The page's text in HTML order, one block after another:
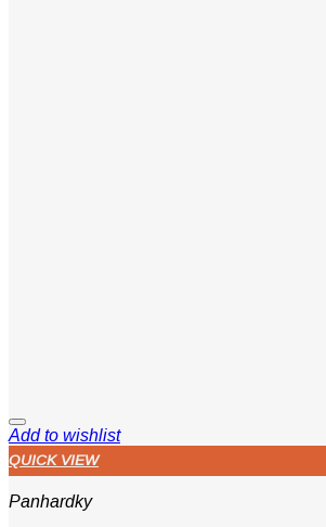
Add to wishlist
QUICK VIEW
Panhardky